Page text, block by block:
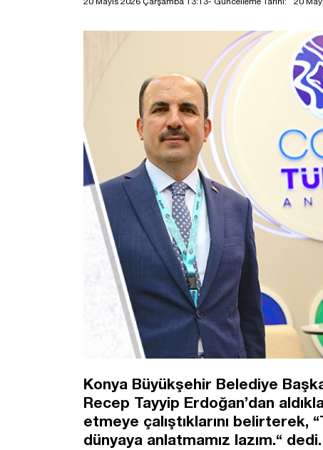
Konya Büyükşehir Belediye
Recep Tayyip Erdoğan’dan
etmeye çalıştıklarını belirterek,
dünyaya anlatmamız lazım.“ dedi.